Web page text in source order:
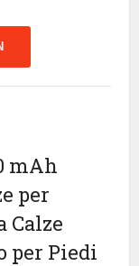
mAh
per
Calze
per Piedi